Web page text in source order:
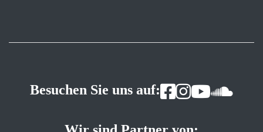
Besuchen Sie uns auf: